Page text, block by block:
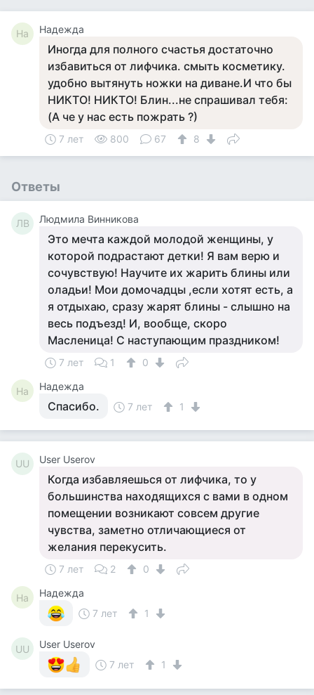
На Надежда
Иногда для полного счастья достаточно
избавиться от лифчика. смыть косметику.
удобно вытянуть ножки на диване.И что бы
НИКТО! НИКТО! Блин...не спрашивал тебя:
(А че у нас есть пожрать ?)
7 лет 800 67 8
Ответы
ЛВ Людмила Винникова
Это мечта каждой молодой женщины, у
которой подрастают детки! Я вам верю и
сочувствую! Научите их жарить блины или
оладьи! Мои домочадцы ,если хотят есть, а
я отдыхаю, сразу жарят блины - слышно на
весь подъезд! И, вообще, скоро
Масленица! С наступающим праздником!
7 лет 1 0
На Надежда
Спасибо. 7 лет 1
UU User Userov
Когда избавляешься от лифчика, то у
большинства находящихся с вами в одном
помещении возникают совсем другие
чувства, заметно отличающиеся от
желания перекусить.
7 лет 2 0
На
Надежда
7 лет
1
UU
User Userov
7 лет
1